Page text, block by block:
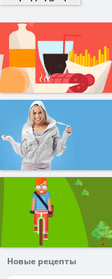
Новые рецепты